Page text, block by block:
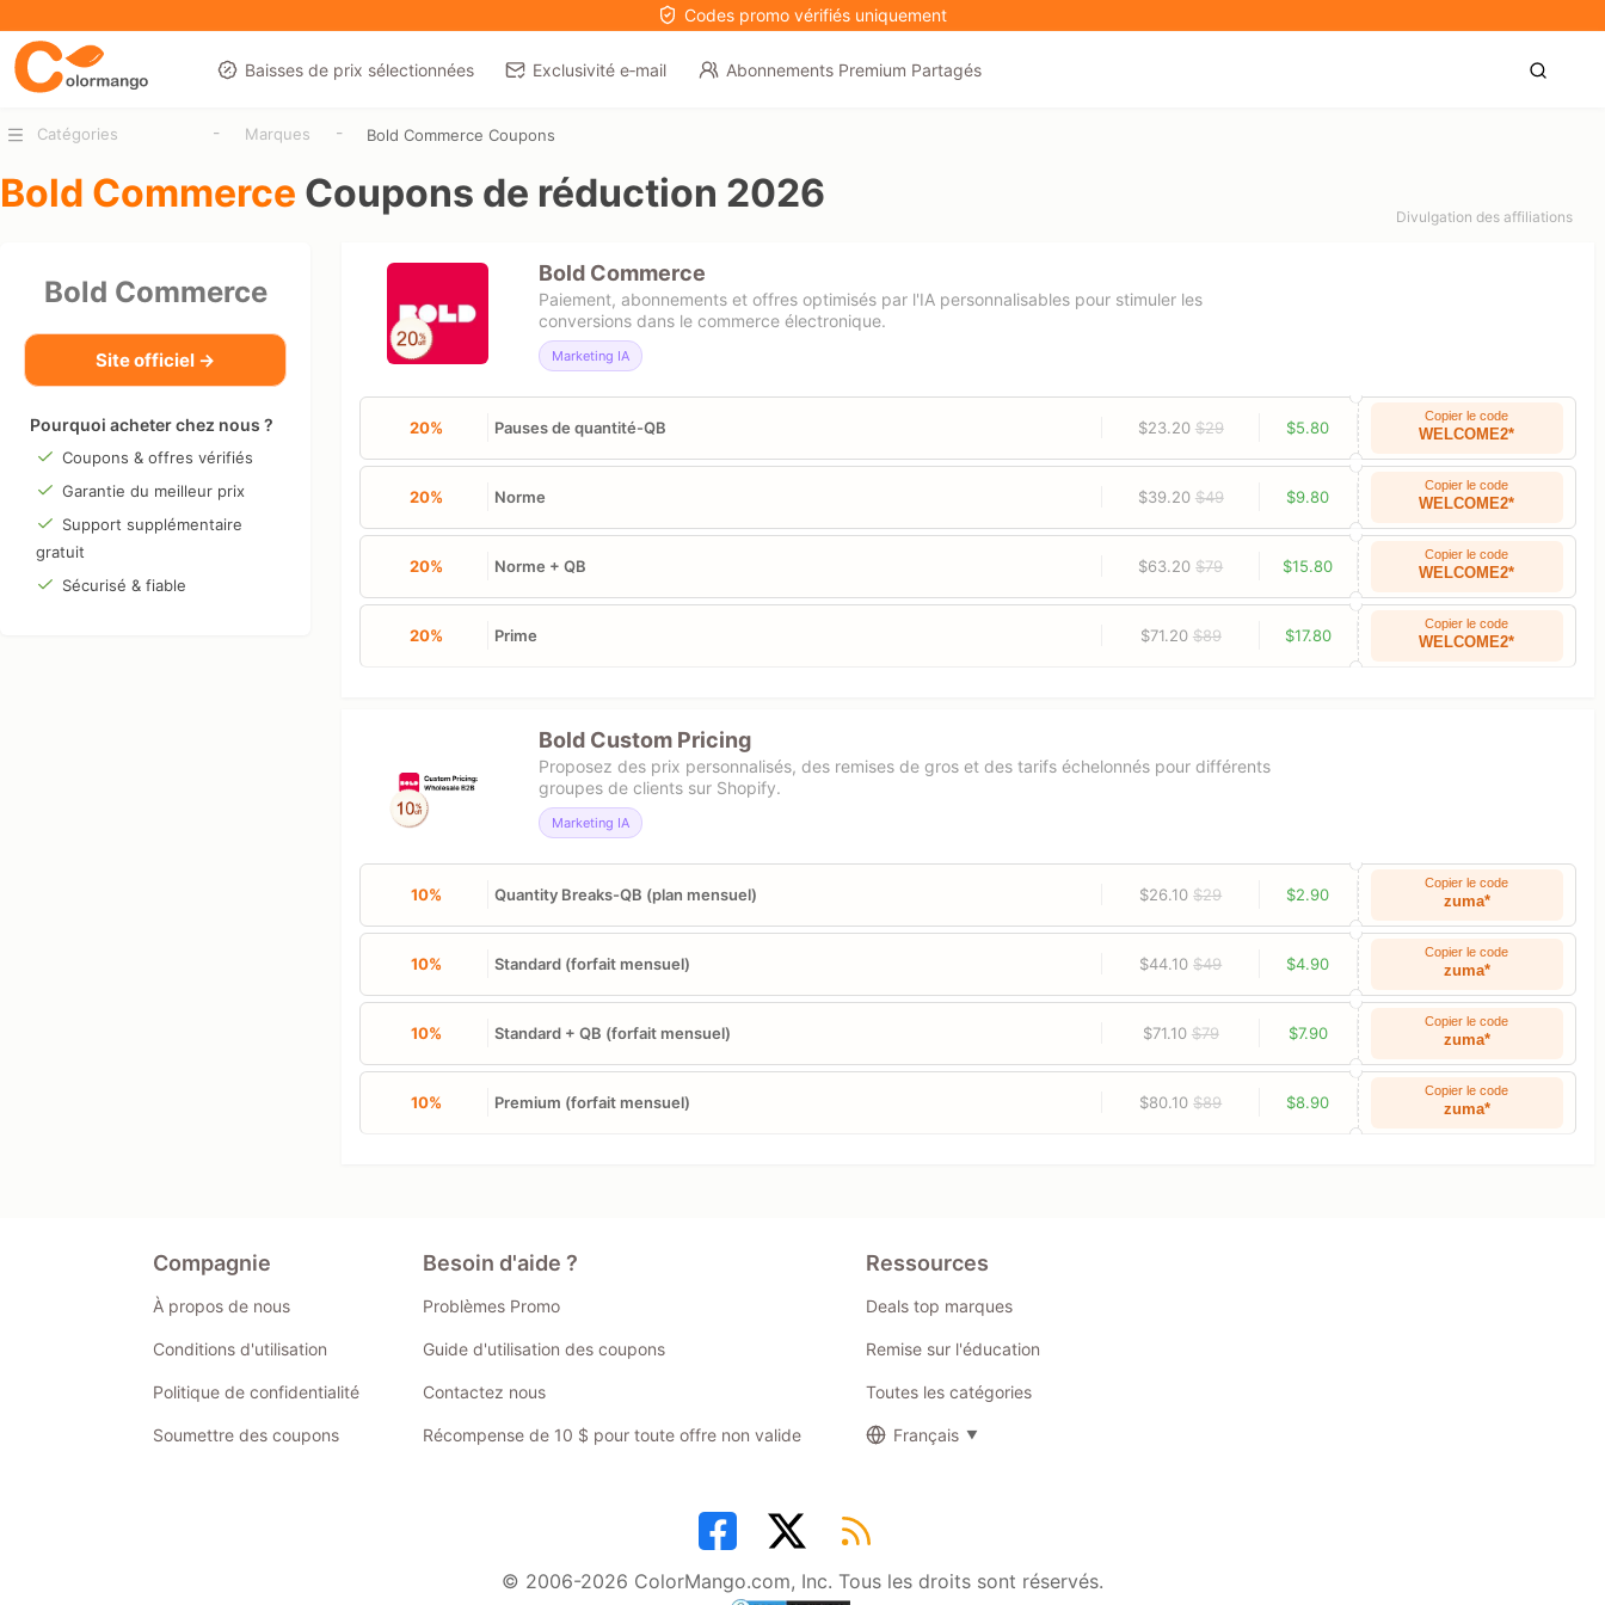
Codes promo vérifiés uniquement
Baisses de prix sélectionnées Exclusivité e‑mail Abonnements Premium Partagés
Catégories - Marques - Bold Commerce Coupons
Bold Commerce Coupons de réduction 2026
Divulgation des affiliations
Bold Commerce
Site officiel →
Pourquoi acheter chez nous ?
Coupons & offres vérifiés
Garantie du meilleur prix
Support supplémentaire
gratuit
Sécurisé & fiable
Bold Commerce
Paiement, abonnements et offres optimisés par l'IA personnalisables pour stimuler les
conversions dans le commerce électronique.
Marketing IA
20% Pauses de quantité-QB $23.20 $29 $5.80
Copier le code
WELCOME2*
20% Norme $39.20 $49 $9.80
Copier le code
WELCOME2*
20% Norme + QB $63.20$79 $15.80
Copier le code
WELCOME2*
20% Prime $71.20 $89 $17.80
Copier le code
WELCOME2*
Bold Custom Pricing
Proposez des prix personnalisés, des remises de gros et des tarifs échelonnés pour différents
groupes de clients sur Shopify.
Marketing IA
10% Quantity Breaks-QB (plan mensuel) $26.10$29 $2.90
Copier le code
zuma*
10% Standard (forfait mensuel) $44.10$49 $4.90
Copier le code
zuma*
10% Standard + QB (forfait mensuel) $71.10 $79 $7.90
Copier le code
zuma*
10% Premium (forfait mensuel) $80.10$89 $8.90
Copier le code
zuma*
Compagnie
À propos de nous
Conditions d'utilisation
Politique de confidentialité
Soumettre des coupons
Besoin d'aide ?
Problèmes Promo
Guide d'utilisation des coupons
Contactez nous
Récompense de 10 $ pour toute offre non valide
Ressources
Deals top marques
Remise sur l'éducation
Toutes les catégories
Français
© 2006-2026 ColorMango.com, Inc. Tous les droits sont réservés.